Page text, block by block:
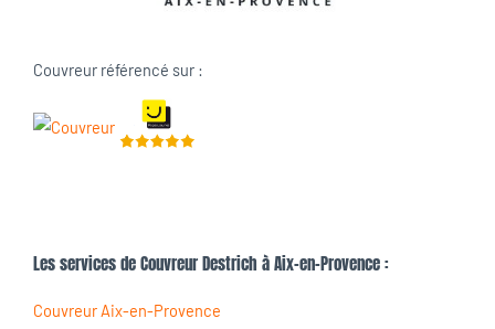
Couvreur référencé sur :
Les services de Couvreur Destrich à Aix-en-Provence :
Couvreur Aix-en-Provence